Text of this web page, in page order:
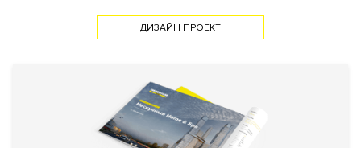
Интеллектуальная система
Фильтр очистки воды
Пожарная сигнализация с речевым
оповещением
Кондиционирование
Центральное
ДИЗАЙН ПРОЕКТ